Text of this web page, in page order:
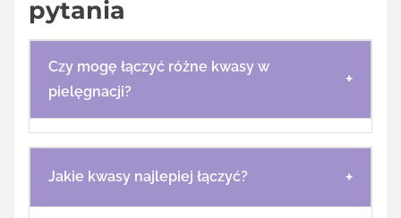
pytania
Czy mogę łączyć różne kwasy w
pielęgnacji?
+
Jakie kwasy najlepiej łączyć? +